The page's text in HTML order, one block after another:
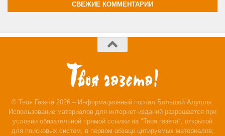
СВЕЖИЕ КОММЕНТАРИИ
© Твоя Газета 2026 – Информационный портал Большой Алушты.
Использование материалов для интернет-изданий разрешается при
условии обязательной прямой ссылки на "Твоя газета", открытой
для поисковых систем, в первом абзаце цитируемых материалов;